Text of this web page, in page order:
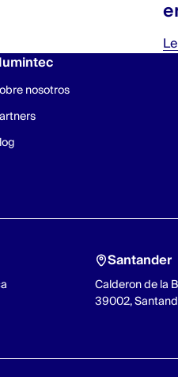
nosotros
Santander
Calderon de la
39002,